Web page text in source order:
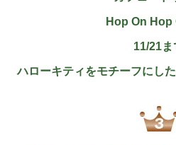
Hop On Hop
11/21ま
ハローキティをモチーフにし